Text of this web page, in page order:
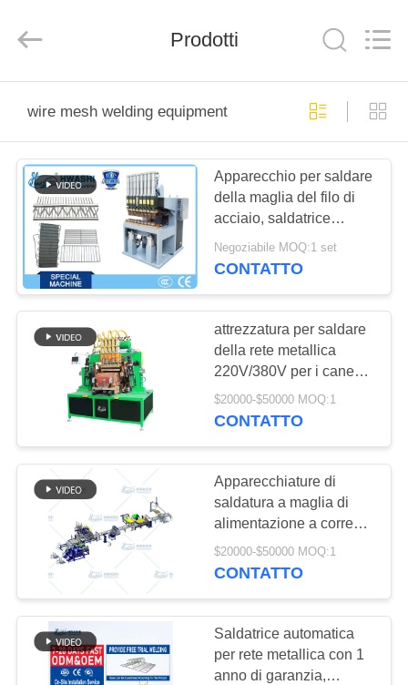
PRODOTTI
CIRCA
NOI
GIRO
DELLA
FABBRICA
CONTROLLO
DI
QUALITÀ
CONTATTICI
CASI
TECHNOLOGY
Reserved.
Prodotti
wire mesh welding equipment
Apparecchio per saldare
della maglia del filo di
acciaio, saldatrice
dell'acciaio inossidabile
Negoziabile MOQ:1 set
CONTATTO
attrezzatura per saldare
della rete metallica
220V/380V per i canestri
del pannello forato e gli
scaffali del pannello
$20000-$50000 MOQ:1
CONTATTO
Apparecchiature di
saldatura a maglia di
alimentazione a corrente
alternata per processi di
fabbricazione ad alta
$20000-$50000 MOQ:1
CONTATTO
Saldatrice automatica
per rete metallica con 1
anno di garanzia,